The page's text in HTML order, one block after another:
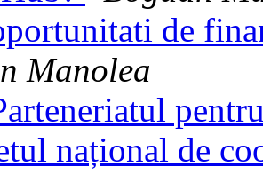
de
Manolea
național de